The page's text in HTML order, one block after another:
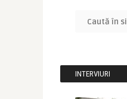
INTERVIURI